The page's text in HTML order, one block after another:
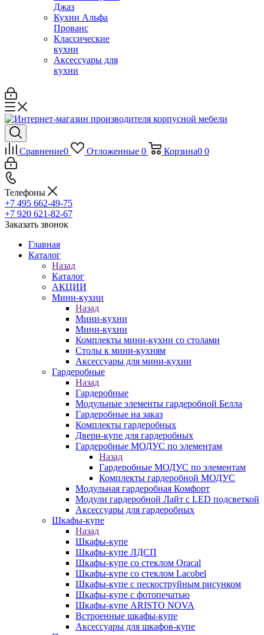
Джаз
Кухни Альфа
Прованс
Классические
кухни
Аксессуары для
кухни
Сравнение0 Отложенные 0 Корзина0 0
Телефоны
+7 495 662-49-75
+7 920 621-82-67
Заказать звонок
Главная
Каталог
Назад
Каталог
АКЦИИ
Мини-кухни
Назад
Мини-кухни
Мини-кухни
Комплекты мини-кухни со столами
Столы к мини-кухням
Аксессуары для мини-кухни
Гардеробные
Назад
Гардеробные
Модульные элементы гардеробной Белла
Гардеробные на заказ
Комплекты гардеробных
Двери-купе для гардеробных
Гардеробные МОДУС по элементам
Назад
Гардеробные МОДУС по элементам
Комплекты гардеробной МОДУС
Модульная гардеробная Комфорт
Модули гардеробной Лайт с LED подсветкой
Аксессуары для гардеробных
Шкафы-купе
Назад
Шкафы-купе
Шкафы-купе ЛДСП
Шкафы-купе со стеклом Oracal
Шкафы-купе со стеклом Lacobel
Шкафы-купе с пескоструйным рисунком
Шкафы-купе с фотопечатью
Шкафы-купе ARISTO NOVA
Встроенные шкафы-купе
Аксессуары для шкафов-купе